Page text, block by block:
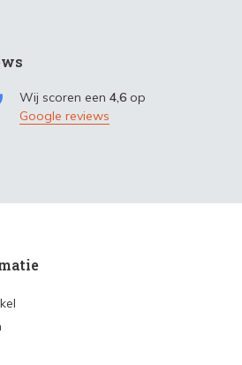
Wij scoren een 4,6 op
Google reviews